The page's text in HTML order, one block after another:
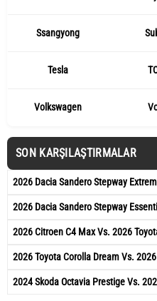
Ssangyong
Tesla
Volkswagen
SON KARŞILAŞTIRMALAR
2026 Dacia Sandero Stepway
2026 Dacia Sandero Stepway
2026 Citroen C4 Max Vs. 2026
2026 Toyota Corolla Dream Vs.
2024 Skoda Octavia Prestige Vs.